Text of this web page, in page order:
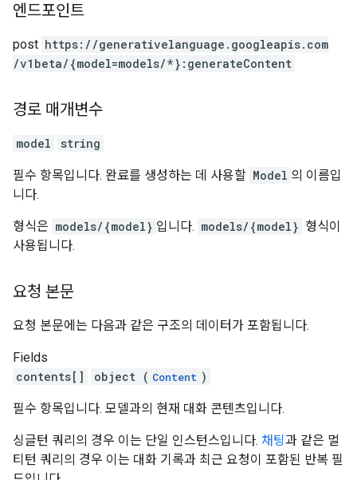
엔드포인트
post https: / /generativelanguage.googleapis.com
/v1beta/{model=models/*}:generateContent
경로 매개변수
model string
필수 항목입니다. 완료를 생성하는 데 사용할 Model 의 이름입
니다.
형식은 models/{model} 입니다. models/{model} 형식이
사용됩니다.
요청 본문
요청 본문에는 다음과 같은 구조의 데이터가 포함됩니다.
Fields
contents[]
object ( Content )
필수 항목입니다. 모델과의 현재 대화 콘텐츠입니다.
싱글턴 쿼리의 경우 이는 단일 인스턴스입니다. 채팅과 같은 멀
티턴 쿼리의 경우 이는 대화 기록과 최근 요청이 포함된 반복 필